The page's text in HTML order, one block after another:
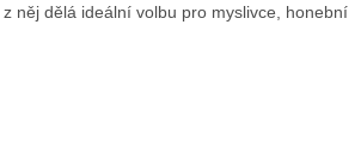
něj dělá ideální volbu pro myslivce, honební